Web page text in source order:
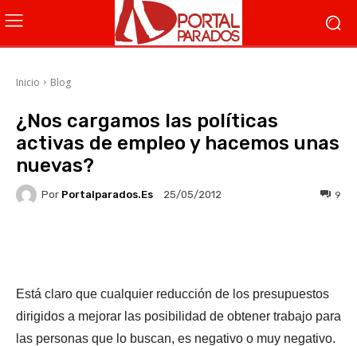
Inicio Blog
¿Nos cargamos las políticas
activas de empleo y hacemos unas
nuevas?
Por Portalparados.es 25/05/2012 9
Está claro que cualquier reducción de los presupuestos
dirigidos a mejorar las posibilidad de obtener trabajo para
las personas que lo buscan, es negativo o muy negativo.